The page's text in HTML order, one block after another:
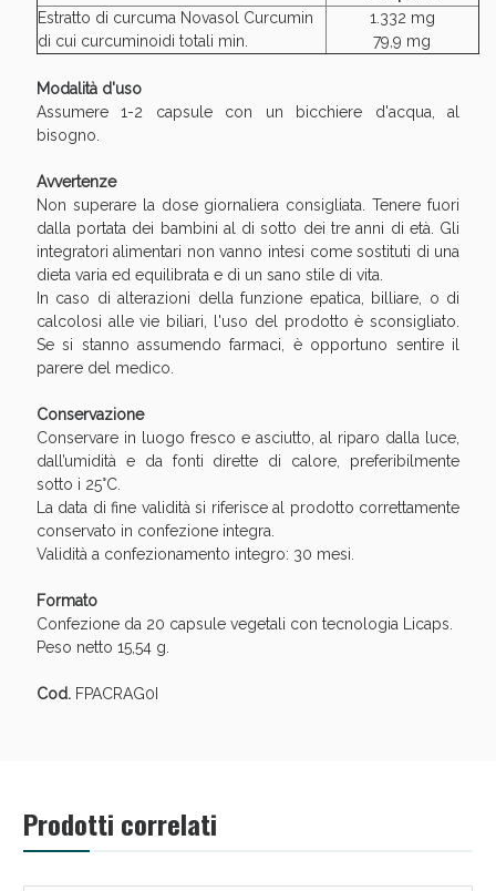
Estratto di curcuma Novasol Curcumin
di cui curcuminoidi totali min.
1.332 mg
79,9 mg
Modalità d'uso
Assumere 1-2 capsule con un bicchiere d'acqua, al
bisogno.
Avvertenze
Non superare la dose giornaliera consigliata. Tenere fuori
dalla portata dei bambini al di sotto dei tre anni di età. Gli
integratori alimentari non vanno intesi come sostituti di una
dieta varia ed equilibrata e di un sano stile di vita.
In caso di alterazioni della funzione epatica, billiare, o di
calcolosi alle vie biliari, l'uso del prodotto è sconsigliato.
Se si stanno assumendo farmaci, è opportuno sentire il
parere del medico.
Conservazione
Conservare in luogo fresco e asciutto, al riparo dalla luce,
dall’umidità e da fonti dirette di calore, preferibilmente
sotto i 25°C.
La data di fine validità si riferisce al prodotto correttamente
conservato in confezione integra.
Validità a confezionamento integro: 30 mesi.
Formato
Confezione da 20 capsule vegetali con tecnologia Licaps.
Peso netto 15,54 g.
Cod.FPACRAG0I
Prodotti correlati
Vie Urinarie e Prostata: Sconti fino al 45% oggi!